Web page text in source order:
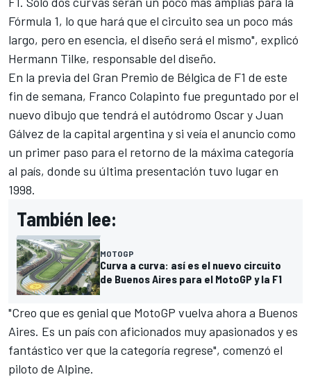
Fórmula 1, lo que hará que el circuito sea un poco más
largo, pero en esencia, el diseño será el mismo", explicó
Hermann Tilke, responsable del diseño.
En la previa del Gran Premio de Bélgica de F1 de este
fin de semana, Franco Colapinto fue preguntado por el
nuevo dibujo que tendrá el autódromo Oscar y Juan
Gálvez de la capital argentina y si veía el anuncio como
un primer paso para el retorno de la máxima categoría
al país, donde su última presentación tuvo lugar en
1998.
También lee:
MOTOGP
Curva a curva: así es el nuevo circuito
de Buenos Aires para el MotoGP y la F1
"Creo que es genial que MotoGP vuelva ahora a Buenos
Aires. Es un país con aficionados muy apasionados y es
fantástico ver que la categoría regrese", comenzó el
piloto de Alpine.